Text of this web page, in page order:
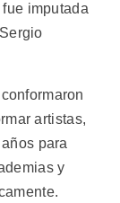
imputada
artistas,
para
y